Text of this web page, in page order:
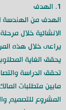
1. الهدف
الهدف من الهندسة
الانشائية خلال
يراعى خلال هذه
يحقق الغاية
تحقق الدراسة
مابين متطلبات
المشروع للتصميم